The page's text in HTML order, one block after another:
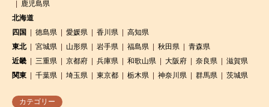
鹿児島県
北海道
四国
徳島県 愛媛県 香川県
高知県
東北
宮城県 山形県 岩手県 福島県 秋田県
青森県
近畿
三重県 京都府 兵庫県 和歌山県 大阪府 奈良県
滋賀県
関東
千葉県 埼玉県 東京都 栃木県 神奈川県 群馬県 茨城県
カテゴリー